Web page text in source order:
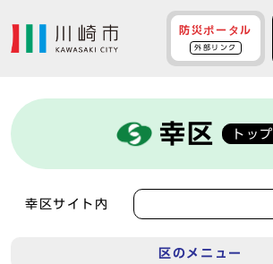
防災ポータル
外部リンク
幸区 トップ
幸区サイト内
区のメニュー